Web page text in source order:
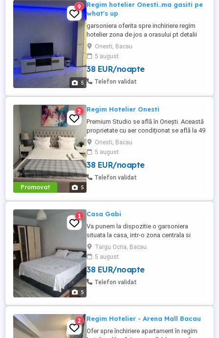
5
9
Regim hotelier Onesti..ma gasiti pe
what's up
garsoniera oferita spre inchiriere regim
hotelier zona de jos a orasului pt detalii
ma gasiti pe what's up
Onesti, Bacau
5 august
38 EUR/noapte
Telefon validat
Promovat 5
2 Regim Hotelier Onesti
Premium Studio se află în Onești. Această
proprietate cu aer condiționat se află la 49
km de Bacău Train Station. Se oferă la
locație WiFi gratuit și parcare privată.
Acest apartament pune la dispoziție 1
dormitor, un televizor cu ecran plat și o
bucătărie. Aeroportul Internațional Bacău
Onesti, Bacau
5 august
38 EUR/noapte
Telefon validat
5
1 Casa Gabi
Va punem la dispozitie o garsoniera
situata la casa, intr-o zona centrala si
linistita Aceasta se afla la 50 de metri de
autogara , la 60 metri de gara, si la mai
putin de 1 km de Salina Dispune de
bucatarie, baie , dormitor cu pat
matrimonial, internet , precum si loc de
Targu Ocna, Bacau
5 august
38 EUR/noapte
Telefon validat
2 Regim Hotelier - Arena Mall Bacau
Ofer spre închiriere apartament în regim